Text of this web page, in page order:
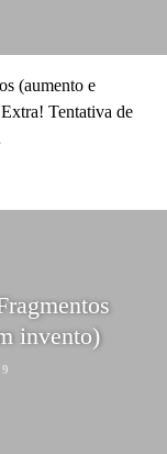
(aumento e
Tentativa de
invento)